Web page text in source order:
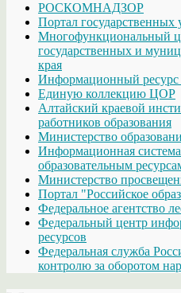
РОСКОМНАДЗОР
Портал государственных
Многофункциональный
государственных и
края
Информационный
Единую коллекцию ЦОР
Алтайский краевой
работников образования
Министерство
Информационная
образовательным
Министерство
Портал "Российское
Федеральное агентство
Федеральный центр
ресурсов
Федеральная служба
контролю за оборотом